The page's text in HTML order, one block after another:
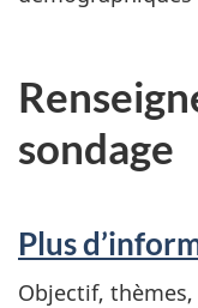
sondage
Plus
Objectif,